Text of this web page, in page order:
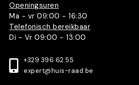
Openingsuren
Ma - vr 09:00 - 16:30
Telefonisch bereikbaar
Di - Vr 09:00 - 13:00
+329 396 62 55
expert@huis-raad.be